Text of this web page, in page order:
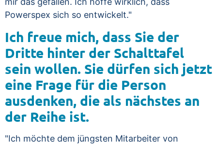
Powerspex sich so entwickelt."
Ich freue mich, dass Sie der
Dritte hinter der Schalttafel
sein wollen. Sie dürfen sich jetzt
eine Frage für die Person
ausdenken, die als nächstes an
der Reihe ist.
"Ich möchte dem jüngsten Mitarbeiter von